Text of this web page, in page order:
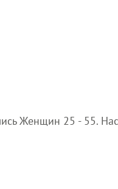
Женщин 25 - 55.